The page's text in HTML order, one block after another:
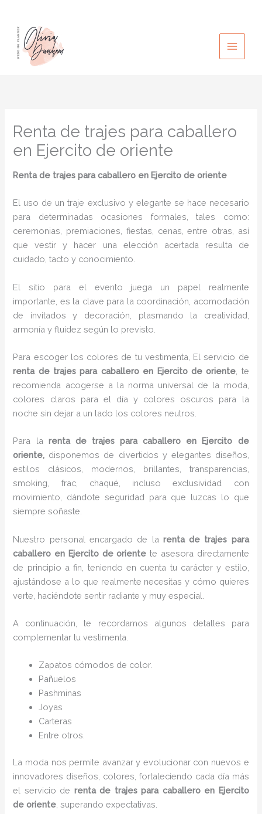
contenido
Renta de trajes para caballero
en Ejercito de oriente
Renta de trajes para caballero en Ejercito de oriente
El uso de un traje exclusivo y elegante se hace necesario
para determinadas ocasiones formales, tales como:
ceremonias, premiaciones, fiestas, cenas, entre otras, así
que vestir y hacer una elección acertada resulta de
cuidado, tacto y conocimiento.
El sitio para el evento juega un papel realmente
importante, es la clave para la coordinación, acomodación
de invitados y decoración, plasmando la creatividad,
armonía y fluidez según lo previsto.
Para escoger los colores de tu vestimenta, El servicio de
renta de trajes para caballero en Ejercito de oriente , te
recomienda acogerse a la norma universal de la moda,
colores claros para el día y colores oscuros para la
noche sin dejar a un lado los colores neutros.
Para la renta de trajes para caballero en Ejercito de
oriente, disponemos de divertidos y elegantes diseños,
estilos clásicos, modernos, brillantes, transparencias,
smoking, frac, chaqué, incluso exclusividad con
movimiento, dándote seguridad para que luzcas lo que
siempre soñaste.
Nuestro personal encargado de la renta de trajes para
caballero en Ejercito de oriente te asesora directamente
de principio a fin, teniendo en cuenta tu carácter y estilo,
ajustándose a lo que realmente necesitas y cómo quieres
verte, haciéndote sentir radiante y muy especial.
A continuación, te recordamos algunos detalles para
complementar tu vestimenta.
Zapatos cómodos de color.
Pañuelos
Pashminas
Joyas
Carteras
Entre otros.
La moda nos permite avanzar y evolucionar con nuevos e
innovadores diseños, colores, fortaleciendo cada día más
el servicio de renta de trajes para caballero en Ejercito
de oriente , superando expectativas.